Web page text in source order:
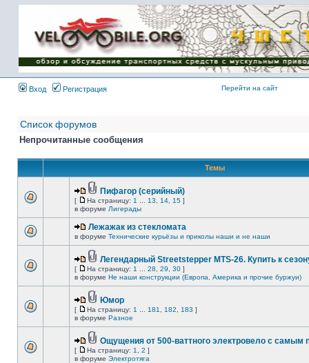
Имя пользователя:
Пароль:
{ LOG_ME_IN_SHORT
}
Вход
Регистрация Перейти на сайт
Список форумов
Непрочитанные сообщения
Темы
Пифагор (серийный)
[ На страницу: 1 13 14 15 ]
в форуме Лигерады
Лежажак из стекломата
в форуме Технические курьёзы и приколы наши и не наши
Легендарный Streetstepper MTS-26. Купить к
[ На страницу: 1 28 29 30 ]
в форуме Не наши конструкции (Европа, Америка и прочие буржуи)
Юмор
[ На страницу: 1 181 182 183 ]
в форуме Разное
Ощущения от 500-ваттного электровело с самым
[ На страницу: 1 2 ]
в форуме Электротяга